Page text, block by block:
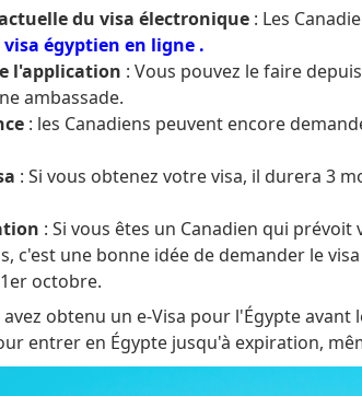
du visa électronique : Les
égyptien en ligne .
l'application : Vous pouvez le faire
ambassade.
: les Canadiens peuvent encore
: Si vous obtenez votre visa, il durera 3
: Si vous êtes un Canadien qui
c'est une bonne idée de demander le
octobre.
avez obtenu un e-Visa pour l'Égypte avant
entrer en Égypte jusqu'à expiration,